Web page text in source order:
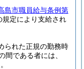
島市職員給与条例第
規定により支給され
られた正規の勤務時
間である者には、